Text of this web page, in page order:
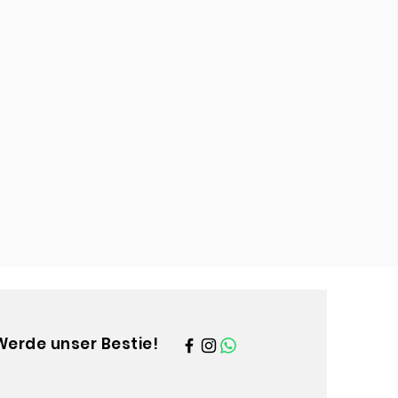
unser Bestie!